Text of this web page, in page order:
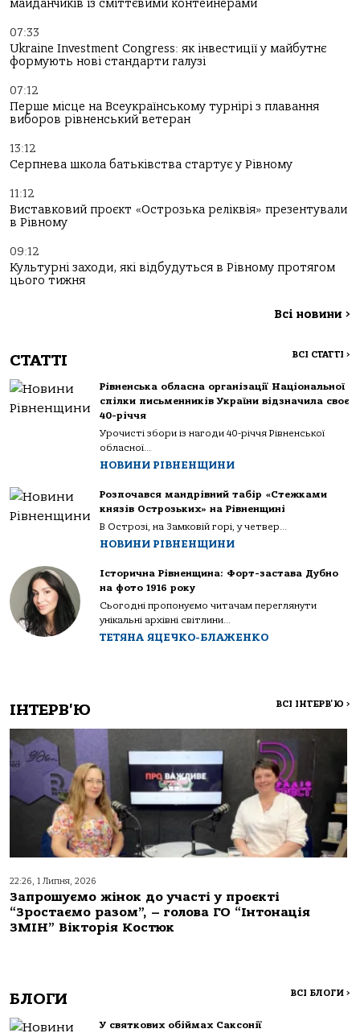
майданчиків із сміттєвими контейнерами
07:33
Ukraine Investment Congress: як інвестиції у майбутнє
формують нові стандарти галузі
07:12
Перше місце на Всеукраїнському турнірі з плавання
виборов рівненський ветеран
13:12
Серпнева школа батьківства стартує у Рівному
11:12
Виставковий проєкт «Острозька реліквія» презентували
в Рівному
09:12
Культурні заходи, які відбудуться в Рівному протягом
цього тижня
Всі новини >
СТАТТІ ВСІ СТАТТІ >
Рівненська обласна організації Національної
спілки письменників України відзначила своє
40-річчя
Урочисті збори із нагоди 40-річчя Рівненської
обласної...
НОВИНИ РІВНЕНЩИНИ
Розпочався мандрівний табір «Стежками
князів Острозьких» на Рівненщині
В Острозі, на Замковій горі, у четвер...
НОВИНИ РІВНЕНЩИНИ
Історична Рівненщина: Форт-застава Дубно
на фото 1916 року
Сьогодні пропонуємо читачам переглянути
унікальні архівні світлини...
ТЕТЯНА ЯЦЕЧКО-БЛАЖЕНКО
ІНТЕРВ'Ю ВСІ ІНТЕРВ'Ю >
22:26, 1 Липня, 2026
Запрошуємо жінок до участі у проєкті
“Зростаємо разом”, – голова ГО “Інтонація
ЗМІН” Вікторія Костюк
БЛОГИ ВСІ БЛОГИ >
У святкових обіймах Саксонії